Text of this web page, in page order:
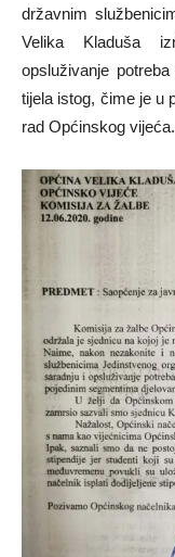
državnim
Velika Kladuša
opsluživanje
tijela istog, čime je u
rad Općinskog vijeća.